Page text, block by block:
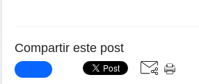
Compartir este post